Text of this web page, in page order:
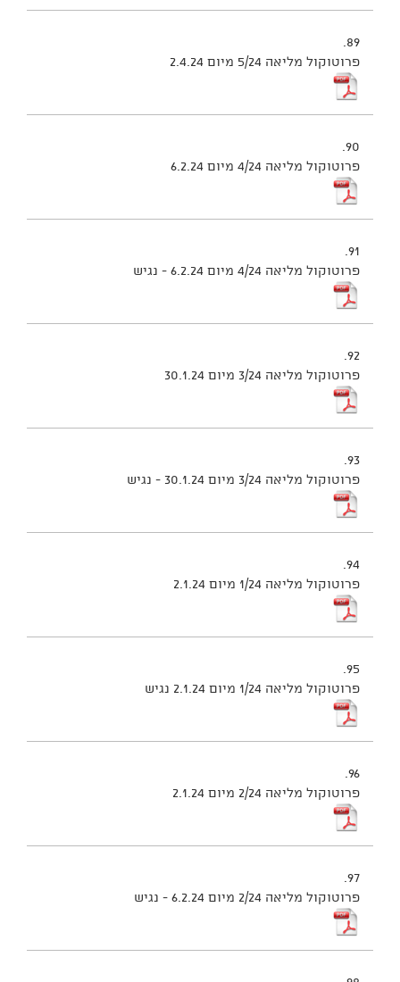
89.
פרוטוקול מליאה 5/24 מיום 2.4.24
90.
פרוטוקול מליאה 4/24 מיום 6.2.24
91.
פרוטוקול מליאה 4/24 מיום 6.2.24 - נגיש
92.
פרוטוקול מליאה 3/24 מיום 30.1.24
93.
פרוטוקול מליאה 3/24 מיום 30.1.24 - נגיש
94.
פרוטוקול מליאה 1/24 מיום 2.1.24
95.
פרוטוקול מליאה 1/24 מיום 2.1.24 נגיש
96.
פרוטוקול מליאה 2/24 מיום 2.1.24
97.
פרוטוקול מליאה 2/24 מיום 6.2.24 - נגיש